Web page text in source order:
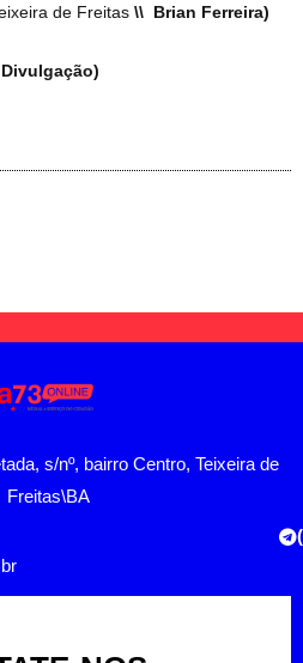
de Freitas \\ Brian Ferreira)
s/nº, bairro Centro, Teixeira de
Freitas\BA